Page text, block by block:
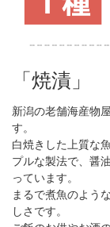
「焼漬」
新潟の老舗海産物
す。
白焼きした上質な
プルな製法で、醤
っています。
まるで煮魚のよう
しさです。